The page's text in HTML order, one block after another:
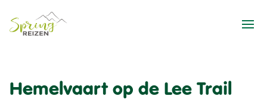
Hemelvaart op de Lee Trail